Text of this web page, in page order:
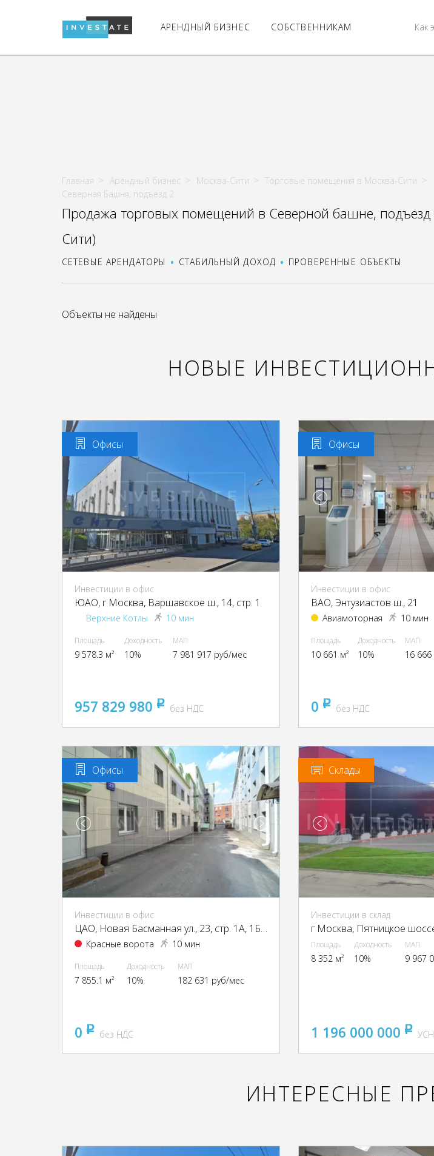
АРЕНДНЫЙ БИЗНЕС СОБСТВЕННИКАМ Как
Главная Арендный бизнес Москва-Сити
Торговые помещения в Москва-Сити
Северная Башня, подъезд 2
Продажа торговых помещений в Северной башне, подъезд
Сити)
СЕТЕВЫЕ АРЕНДАТОРЫ СТАБИЛЬНЫЙ ДОХОД ПРОВЕРЕННЫЕ ОБЪЕКТЫ
Объекты не найдены
НОВЫЕ
Офисы
Инвестиции в офис
ЮАО, г Москва, Варшавское ш., 14, стр. 1
Верхние Котлы 10 мин
Площадь
9 578.3 м²
Доходность
10%
МАП
7 981 917 руб/мес
957 829 980 pуббез НДС
Офисы
Инвестиции в офис
ВАО, Энтузиастов ш., 21
Авиамоторная 10 мин
Площадь
10 661 м²
Доходность
10%
МАП
16
0 pуббез НДС
Офисы
Инвестиции в офис
ЦАО, Новая Басманная ул., 23, стр. 1А, 1Б, 2, 4
Красные ворота 10 мин
Площадь
7 855.1 м²
Доходность
10%
МАП
182 631 руб/мес
0 pуббез НДС
Склады
Инвестиции в склад
Площадь
8 352 м²
Доходность
10%
МАП
9 967
1 196 000 000 pуб
УСН
ИНТЕРЕСНЫЕ